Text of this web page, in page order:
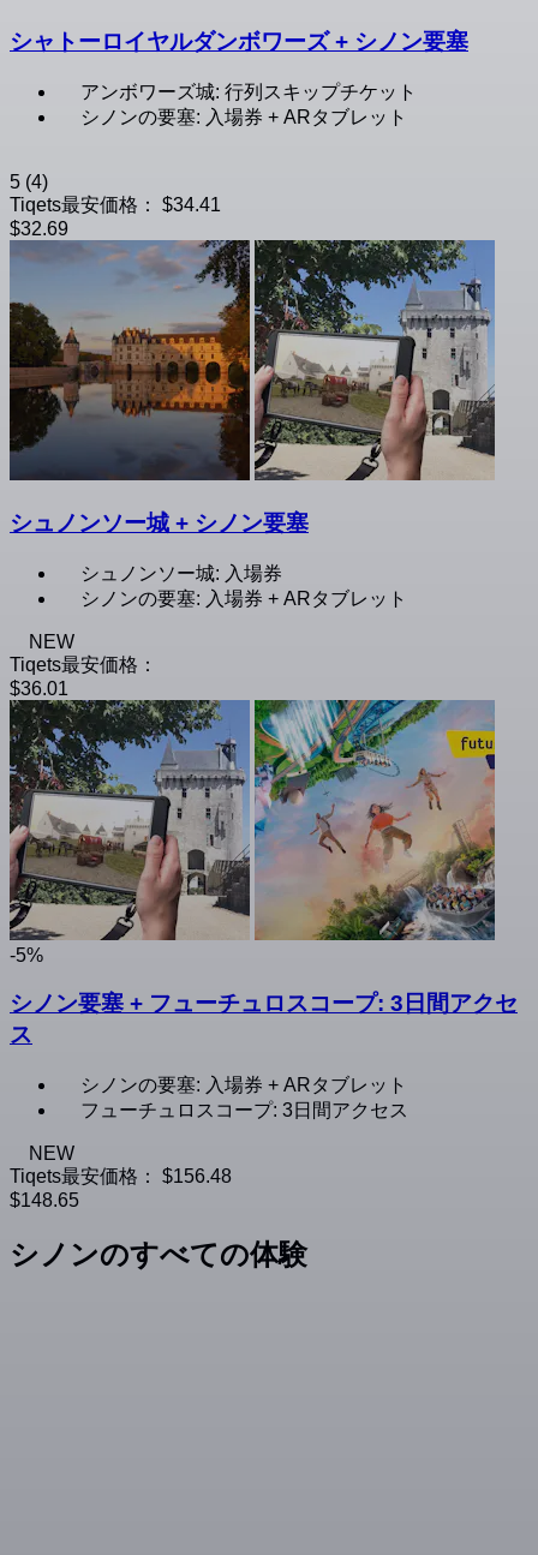
シャトーロイヤルダンボワーズ + シノン要塞
アンボワーズ城: 行列スキップチケット
シノンの要塞: 入場券 + ARタブレット
5 (4)
Tiqets最安価格：
$34.41
$32.69
シュノンソー城 + シノン要塞
シュノンソー城: 入場券
シノンの要塞: 入場券 + ARタブレット
NEW
Tiqets最安価格：
$36.01
-5%
シノン要塞 + フューチュロスコープ: 3日間アクセ
ス
シノンの要塞: 入場券 + ARタブレット
フューチュロスコープ: 3日間アクセス
NEW
Tiqets最安価格：
$156.48
$148.65
シノンのすべての体験